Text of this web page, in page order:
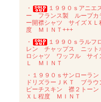
・
１９９０ｓアニエ
ー フランス製 ループカ
ー開襟シャツ サイズＸＬ
度 ＭＩＮＴ+++
・
１９９０ｓラルフ
レン チャップス ニット
ロシャツ ワッフル サイ
Ｌ ＭＩＮＴ
・１９９０ｓサンローラン
ドリズラーＪＫＴ ブラウ
ピーチスキン 襟２トーン
ＸＬ程度 ＭＩＮＴ